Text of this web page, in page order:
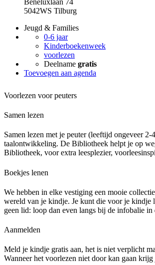
Beneluxlaan 74
5042WS Tilburg
Jeugd & Families
0-6 jaar
Kinderboekenweek
voorlezen
Deelname gratis
Toevoegen aan agenda
Voorlezen voor peuters
Samen lezen
Samen lezen met je peuter (leeftijd ongeveer
taalontwikkeling. De Bibliotheek helpt je op
Bibliotheek, voor extra leesplezier,
Boekjes lenen
We hebben in elke vestiging een mooie
wereld van je kindje. Je kunt die voor je kindje
geen lid: loop dan even langs bij de infobalie
Aanmelden
Meld je kindje gratis aan, het is niet verplicht
Wanneer het voorlezen niet door kan gaan